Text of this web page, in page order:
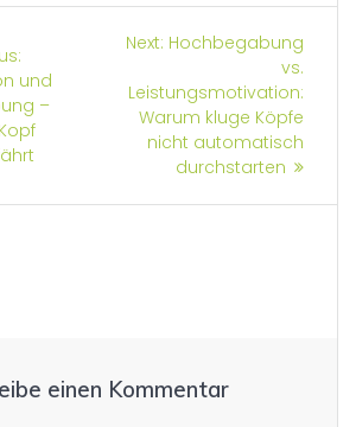
Previous
post:
und
–
Next: Next
Hochbegabung
vs.
Leistungsmotivation:
Warum kluge Köpfe
nicht automatisch
durchstarten
einen Kommentar